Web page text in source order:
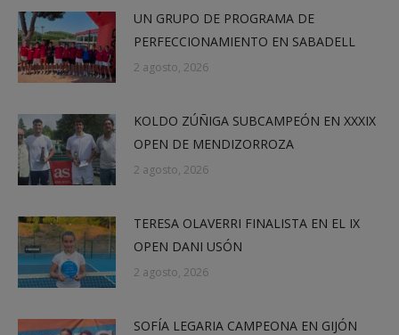
UN GRUPO DE PROGRAMA DE
PERFECCIONAMIENTO EN SABADELL
2 agosto, 2026
KOLDO ZÚÑIGA SUBCAMPEÓN EN XXXIX
OPEN DE MENDIZORROZA
2 agosto, 2026
TERESA OLAVERRI FINALISTA EN EL IX
OPEN DANI USÓN
2 agosto, 2026
SOFÍA LEGARIA CAMPEONA EN GIJÓN